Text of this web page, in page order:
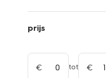
prijs
tot